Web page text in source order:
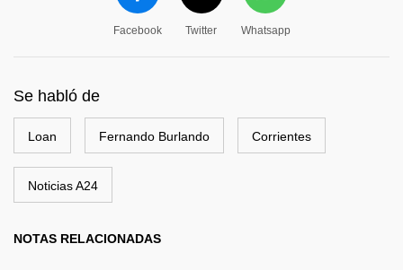
Facebook Twitter Whatsapp
Se habló de
Loan Fernando Burlando Corrientes
Noticias A24
NOTAS RELACIONADAS